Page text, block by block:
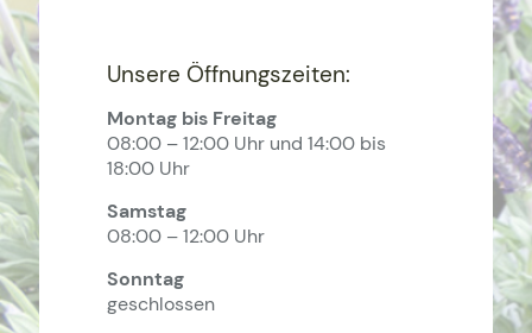
Unsere Öffnungszeiten:
Montag bis Freitag
08:00 – 12:00 Uhr und 14:00 bis
18:00 Uhr
Samstag
08:00 – 12:00 Uhr
Sonntag
geschlossen